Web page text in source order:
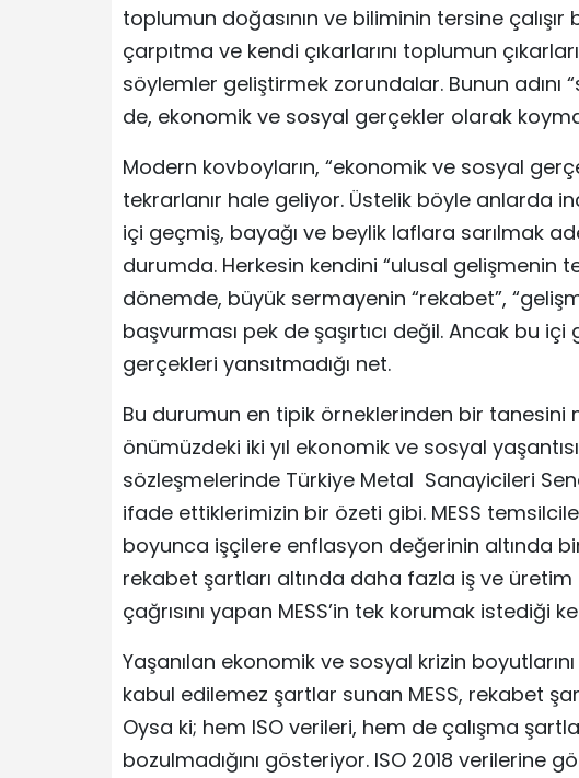
toplumun doğasının ve biliminin tersine
çarpıtma ve kendi çıkarlarını toplumun
söylemler geliştirmek zorundalar. Bunun adını
de, ekonomik ve sosyal gerçekler olarak
Modern kovboyların, “ekonomik ve sosyal
tekrarlanır hale geliyor. Üstelik böyle anlarda
içi geçmiş, bayağı ve beylik laflara sarılmak
durumda. Herkesin kendini “ulusal gelişmenin
dönemde, büyük sermayenin “rekabet”,
başvurması pek de şaşırtıcı değil. Ancak bu
gerçekleri yansıtmadığı net.
Bu durumun en tipik örneklerinden bir tanesini
önümüzdeki iki yıl ekonomik ve sosyal
sözleşmelerinde Türkiye Metal Sanayicileri
ifade ettiklerimizin bir özeti gibi. MESS
boyunca işçilere enflasyon değerinin altında
rekabet şartları altında daha fazla iş ve üretim
çağrısını yapan MESS’in tek korumak istediği
Yaşanılan ekonomik ve sosyal krizin
kabul edilemez şartlar sunan MESS, rekabet
Oysa ki; hem ISO verileri, hem de çalışma
bozulmadığını gösteriyor. ISO 2018 verilerine